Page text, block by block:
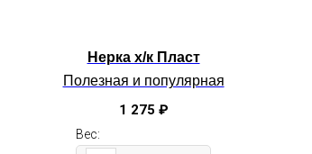
Нерка х/к Пласт
Полезная и популярная
"боковник, половинка"
Средний вес: 0,6кг
1 275 ₽
Вес: